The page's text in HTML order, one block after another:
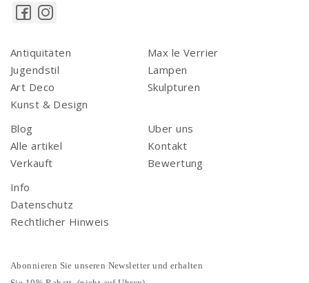
Antiquitäten
Jugendstil
Art Deco
Kunst & Design
Max le Verrier
Lampen
Skulpturen
Blog
Alle artikel
Verkauft
Uber uns
Kontakt
Bewertung
Info
Datenschutz
Rechtlicher Hinweis
Abonnieren Sie unseren Newsletter und erhalten